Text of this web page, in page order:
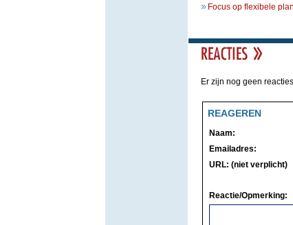
Focus op flexibele
Er zijn nog geen
REAGEREN
Naam:
Emailadres:
URL: (niet verplicht)
Reactie/Opmerking: